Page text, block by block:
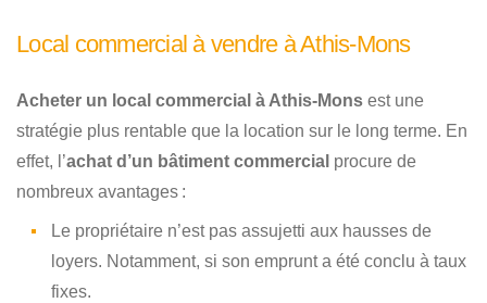
Local commercial à vendre à Athis-Mons
Acheter un local commercial à Athis-Mons est une
stratégie plus rentable que la location sur le long terme. En
effet, l’achat d’un bâtiment commercial procure de
nombreux avantages :
Le propriétaire n’est pas assujetti aux hausses de
loyers. Notamment, si son emprunt a été conclu à taux
fixes.